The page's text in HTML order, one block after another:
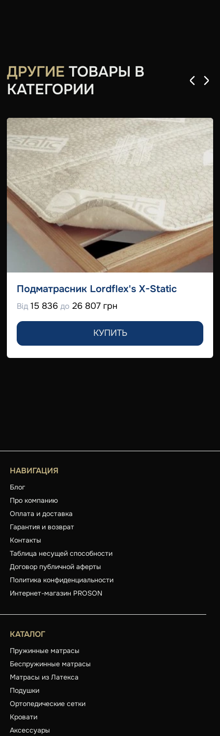
ДРУГИЕ ТОВАРЫ В
КАТЕГОРИИ
Подматрасник Lordflex's Х-Static
Від 15 836 до 26 807 грн
КУПИТЬ
НАВИГАЦИЯ
Блог
Про компанию
Оплата и доставка
Гарантия и возврат
Контакты
Таблица несущей способности
Договор публичной аферты
Политика конфиденциальности
Интернет-магазин PROSON
КАТАЛОГ
Пружинные матрасы
Беспружинные матрасы
Матрасы из Латекса
Подушки
Ортопедические сетки
Кровати
Аксессуары